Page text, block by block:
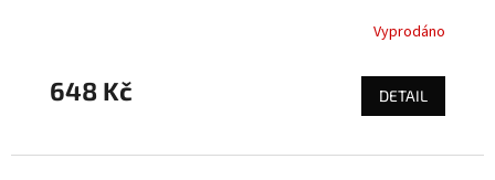
Vyprodáno
648 Kč DETAIL